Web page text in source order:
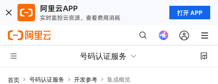
打开 APP
号码认证服务
首页 号码认证服务 开发参考 集成概览